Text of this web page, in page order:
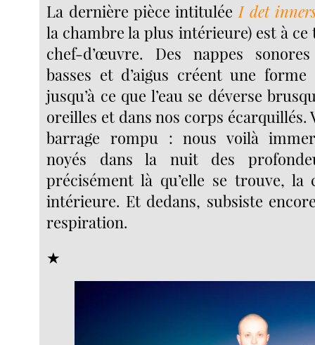
La dernière pièce intituléeI det
la chambre la plus intérieure) est à
chef-d’œuvre. Des nappes
basses et d’aigus créent une
jusqu’à ce que l’eau se déverse
oreilles et dans nos corps écarquillés.
barrage rompu : nous voilà
noyés dans la nuit des
précisément là qu’elle se trouve, la
intérieure. Et dedans, subsiste
respiration.
★